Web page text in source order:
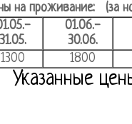
на проживание:
(за
31.05.
01.06.-
30.06.
1300
1800
Указанные